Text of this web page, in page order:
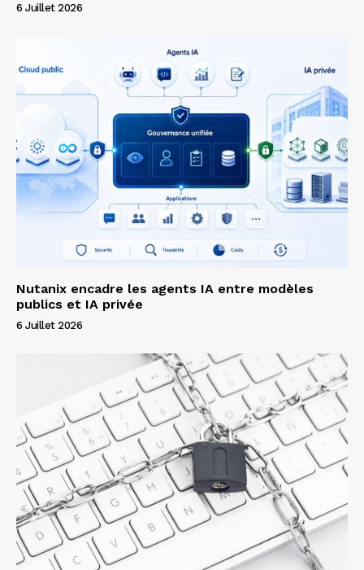
6 Juillet 2026
Nutanix encadre les agents IA entre modèles
publics et IA privée
6 Juillet 2026